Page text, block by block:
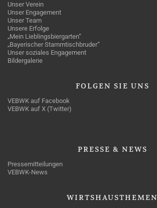
Unser Verein
Unser Engagement
Unser Team
Unsere Erfolge
„Mein Lieblingsbiergarten“
„Bayerischer Stammtischbruder“
Unser soziales Engagement
Bildergalerie
FOLGEN SIE UNS
VEBWK auf Facebook
VEBWK auf X (Twitter)
PRESSE & NEWS
Pressemitteilungen
VEBWK-News
WIRTSHAUSTHEMEN